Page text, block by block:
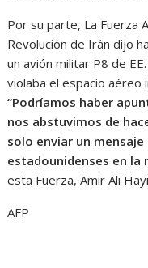
Por su parte, La Fuerza
Revolución de Irán dijo
un avión militar P8 de
violaba el espacio aéreo
“Podríamos haber
nos abstuvimos de
solo enviar un
estadounidenses en la
esta Fuerza, Amir Ali
AFP